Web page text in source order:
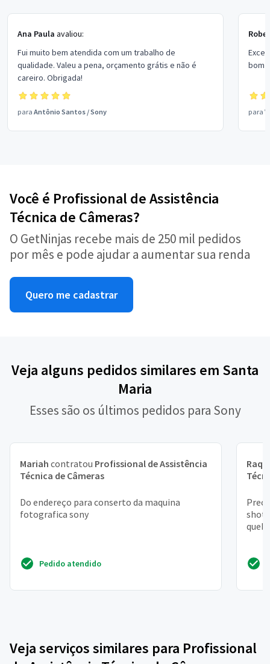
Ana Paula avaliou:
Fui muito bem atendida com um trabalho de
qualidade. Valeu a pena, orçamento grátis e não é
careiro. Obrigada!
para Antônio Santos /Sony
bom
para
Você é Profissional de Assistência
Técnica de Câmeras?
O GetNinjas recebe mais de 250 mil pedidos
por mês e pode ajudar a aumentar sua renda
Quero me cadastrar
Veja alguns pedidos similares em Santa
Maria
Esses são os últimos pedidos para Sony
Mariah contratou Profissional de Assistência
Técnica de Câmeras
Do endereço para conserto da maquina
fotografica sony
Pedido atendido
shot
Veja serviços similares para Profissional